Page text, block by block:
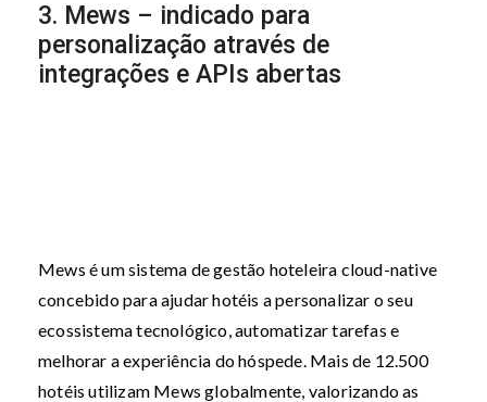
3. Mews – indicado para
personalização através de
integrações e APIs abertas
Mews é um sistema de gestão hoteleira cloud-native
concebido para ajudar hotéis a personalizar o seu
ecossistema tecnológico, automatizar tarefas e
melhorar a experiência do hóspede. Mais de 12.500
hotéis utilizam Mews globalmente, valorizando as